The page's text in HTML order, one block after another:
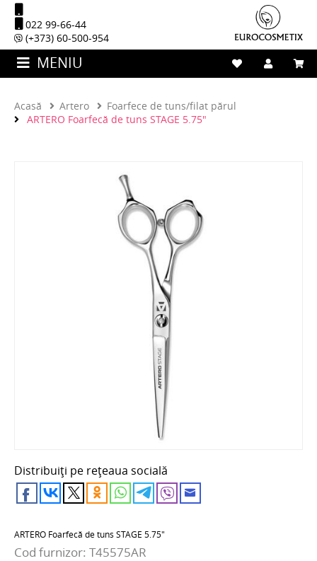
022 99-66-44
(+373) 60-500-954
MENIU
Acasă Artero
Foarfece de tuns/filat părul
ARTERO Foarfecă de tuns STAGE 5.75"
Distribuiți pe rețeaua socială
ARTERO Foarfecă de tuns STAGE 5.75"
Cod furnizor: T45575AR